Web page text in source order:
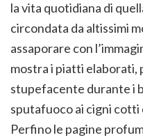
la vita quotidiana di
circondata da altissimi
assaporare con
mostra i piatti elaborati,
stupefacente durante i
sputafuoco ai cigni
Perfino le pagine